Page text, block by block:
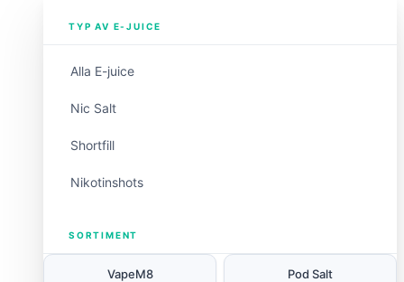
TYP AV E-JUICE
Alla E-juice
Nic Salt
Shortfill
Nikotinshots
SORTIMENT
VapeM8 Pod Salt